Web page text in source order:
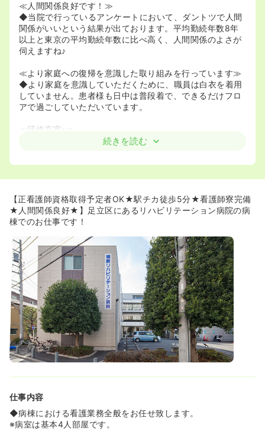
≪人間関係良好です！≫
◆当院で行っているアンケートにおいて、ダントツで人間
関係がいいという結果が出ております。平均勤続年数8年
以上と東京の平均勤続年数に比べ高く、人間関係のよさが
伺えますね♪
≪より家庭への復帰を意識した取り組みを行っています≫
◆より家庭を意識していただくために、職員は白衣を着用
していません。患者様も日中は普段着で、できるだけフロ
アで過ごしていただいています。
≪研修充実♪≫
◆新卒だけでなく、中途入職者でも、経験によってはプリ
ので、窓口が明確になり、相談などをしやすい環境を整え
一人ひとりにポケット版の基礎技術マニュアルが配られま
す。
◆法人看護部主催の研修・東都保健医療福祉協議会研修
ります。すべて勤務内で行なっていますので、無理なく学
べる環境です★
◆認定看護師取得支援制度がありますので、スキルアップ
を目指す方にもお薦めです★
◆脳血管、循環器、呼吸器、整形外科、神経内科など多様
な疾患や状態の患者様のリハビリテーションを行っていま
す。他職種とのコミュニケーションも良いため、日常ケア
を通してしっかり学ぶことが可能です。
≪安心の保育支援♪≫
◆病時保育の際、提携保育者へ連絡すると1時間750円～で
保育支援を受けられます♪半額法人より還付もございます。
また、もしもやむを得ず個人でベビーシッター等を利用し
続きを読む
【正看護師資格取得予定者OK★駅チカ徒歩5分★看護師寮完備
★人間関係良好★】足立区にあるリハビリテーション病院の病
棟でのお仕事です！
仕事内容
◆病棟における看護業務全般をお任せ致します。
※病室は基本4人部屋です。